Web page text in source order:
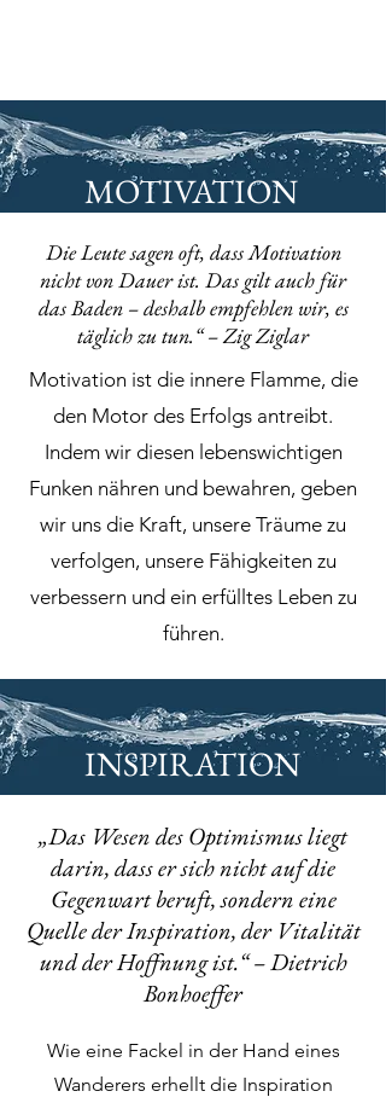
MOTIVATION
Die Leute sagen oft, dass Motivation
nicht von Dauer ist. Das gilt auch für
das Baden – deshalb empfehlen wir, es
täglich zu tun.“ – Zig Ziglar
Motivation ist die innere Flamme, die
den Motor des Erfolgs antreibt.
Indem wir diesen lebenswichtigen
Funken nähren und bewahren, geben
wir uns die Kraft, unsere Träume zu
verfolgen, unsere Fähigkeiten zu
verbessern und ein erfülltes Leben zu
führen.
INSPIRATION
„Das Wesen des Optimismus liegt
darin, dass er sich nicht auf die
Gegenwart beruft, sondern eine
Quelle der Inspiration, der Vitalität
und der Hoffnung ist.“ – Dietrich
Bonhoeffer
Wie eine Fackel in der Hand eines
Wanderers erhellt die Inspiration